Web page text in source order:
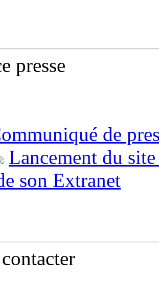
presse
de
Lancement du
son Extranet